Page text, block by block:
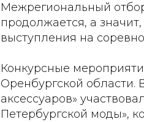
Межрегиональный
продолжается, а
выступления на
Конкурсные
Оренбургской
аксессуаров»
Петербургской моды»,